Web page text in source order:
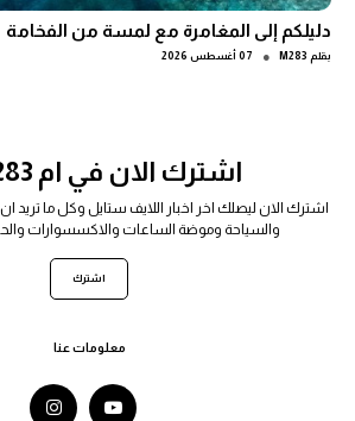
دليلكم إلى المغامرة مع لمسة من الفخامة
بقلم M283
● 07 أغسطس 2026
اشترك الان في ام 283 ارابيا
اشترك الان ليصلك اخر اخبار اللايف ستايل وكل ما
والسياحة وموضة الساعات والاكسسوارات
اشترك
معلومات عنا